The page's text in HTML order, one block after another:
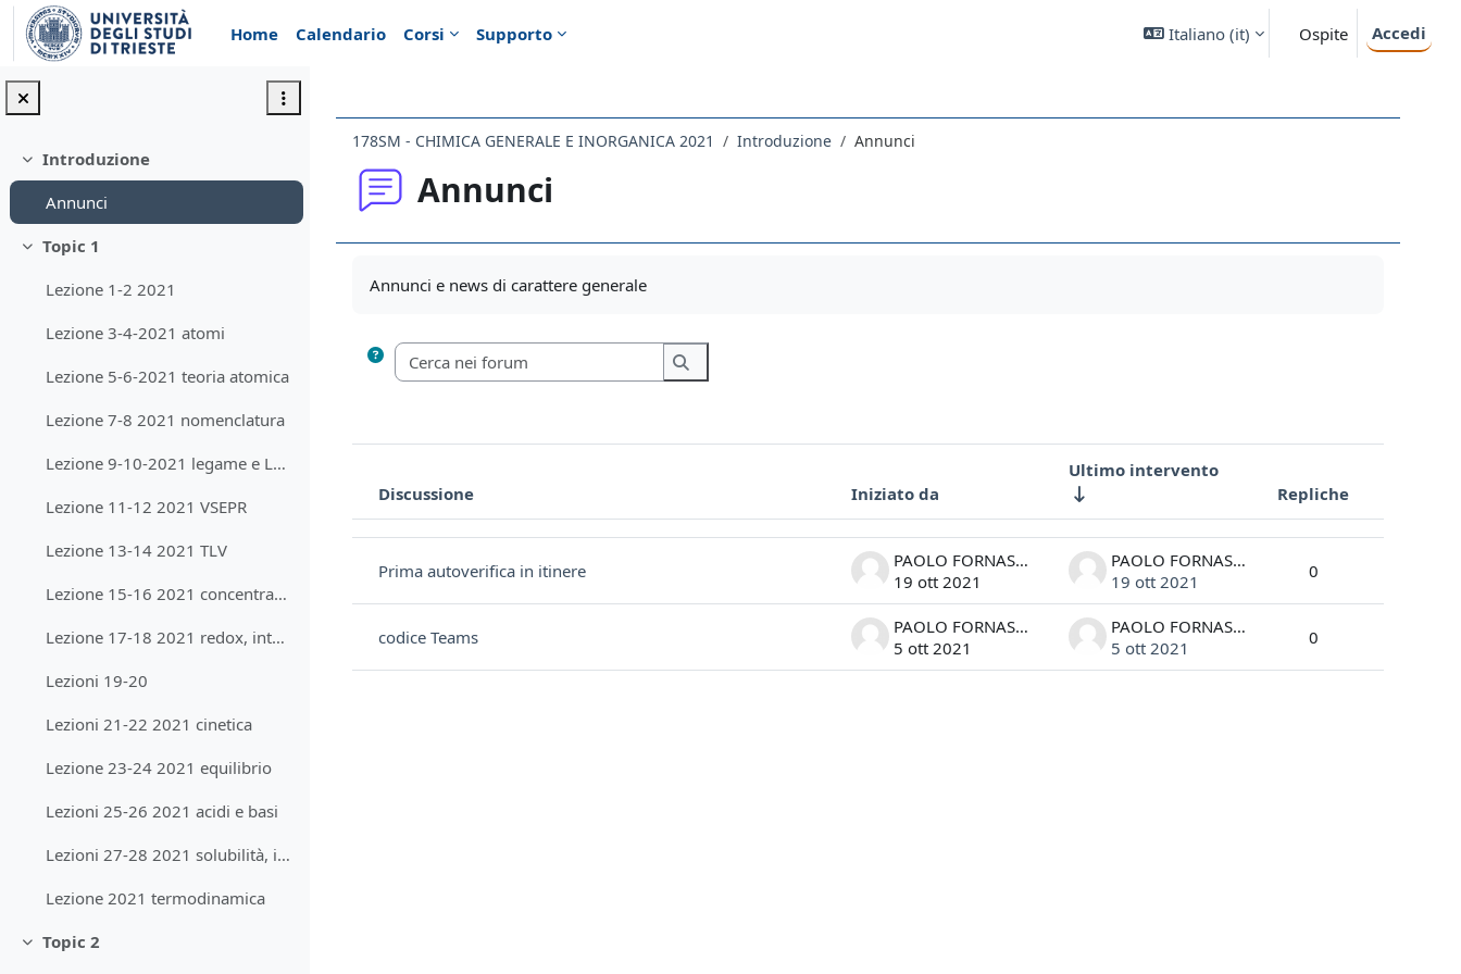
Vai al contenuto principale
Home
Calendario Corsi Supporto Italiano ‎(it)‎ Ospite Accedi
Minimizza
Introduzione
Annunci
Minimizza
Topic 1
Lezione 1-2 2021
Lezione 3-4-2021 atomi
Lezione 5-6-2021 teoria atomica
Lezione 7-8 2021 nomenclatura
Lezione 9-10-2021 legame e Lewis
Lezione 11-12 2021 VSEPR
Lezione 13-14 2021 TLV
Lezione 15-16 2021 concentrazione e redox
Lezione 17-18 2021 redox, intermolecolari e gas
Lezioni 19-20
Lezioni 21-22 2021 cinetica
Lezione 23-24 2021 equilibrio
Lezioni 25-26 2021 acidi e basi
Lezioni 27-28 2021 solubilità, idrolisi e tamponi
Lezione 2021 termodinamica
Minimizza
Topic 2
178SM - CHIMICA GENERALE E INORGANICA 2021 Introduzione Annunci
Annunci
Annunci e news di carattere generale
Cerca nei forum
Cerca nei forum
Stato
Discussione Iniziato da
Ultimo intervento
Repliche
Azioni
Prima autoverifica in itinere
PAOLO FORNASIERO
19 ott 2021
PAOLO FORNASIERO
19 ott 2021
0
codice Teams
PAOLO FORNASIERO
5 ott 2021
PAOLO FORNASIERO
5 ott 2021
0